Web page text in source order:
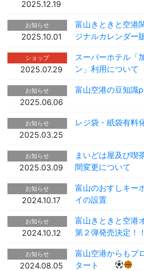
2025.12.19
お知らせ
2025.10.01
富山きときと空港
ジナルカレンダー
ショップ
2025.07.29
スーパーホテル「
ン」利用について
お知らせ
2025.06.06
富山空港の豆知識
お知らせ
2025.03.25
レジ袋・紙袋有料
お知らせ
2025.03.09
まいどは屋及び喫
間変更について
お知らせ
2024.10.17
富山のおすしキー
イの設置
お知らせ
2024.10.12
富山きときと空港
第２弾発売決定！！
お知らせ
2024.08.05
富山空港からもプ
タート